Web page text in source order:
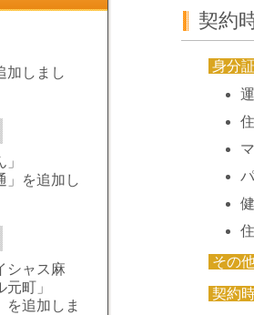
契約
身分
その
契約
加しまし
」を追加し
シャス麻
町」
を追加しま